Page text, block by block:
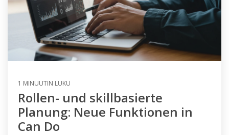
1 MINUUTIN LUKU
Rollen- und skillbasierte
Planung: Neue Funktionen in
Can Do